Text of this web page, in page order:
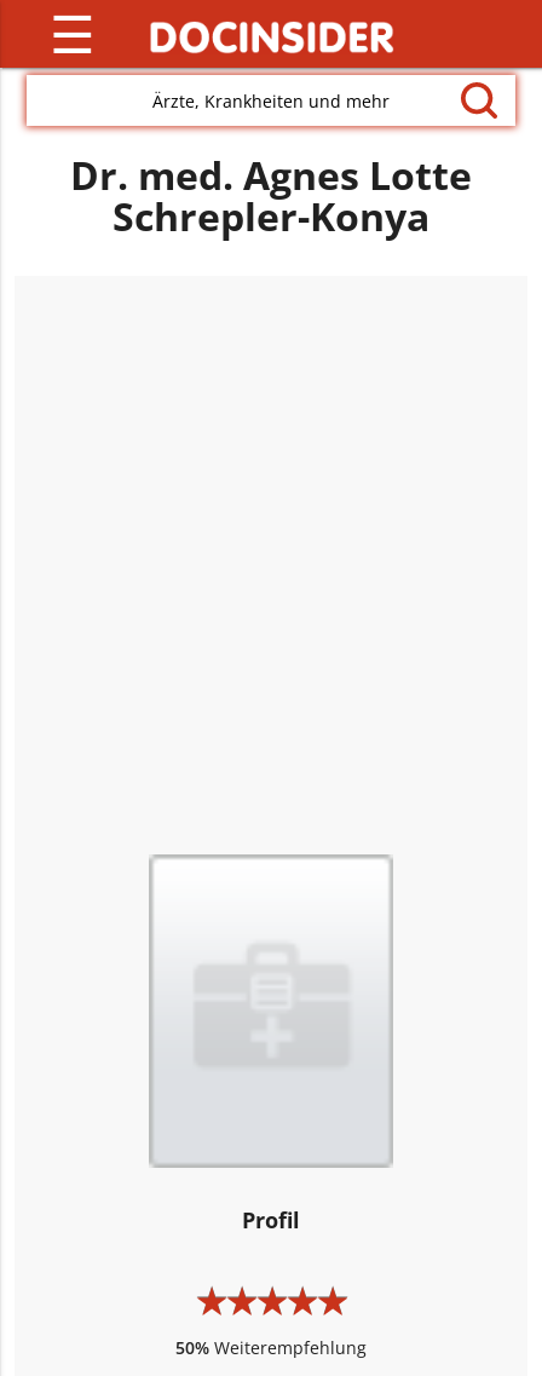
☰
Ärzte, Krankheiten und mehr
Dr. med. Agnes Lotte
Schrepler-Konya
Profil
★★★★★
★★★★★
50% Weiterempfehlung